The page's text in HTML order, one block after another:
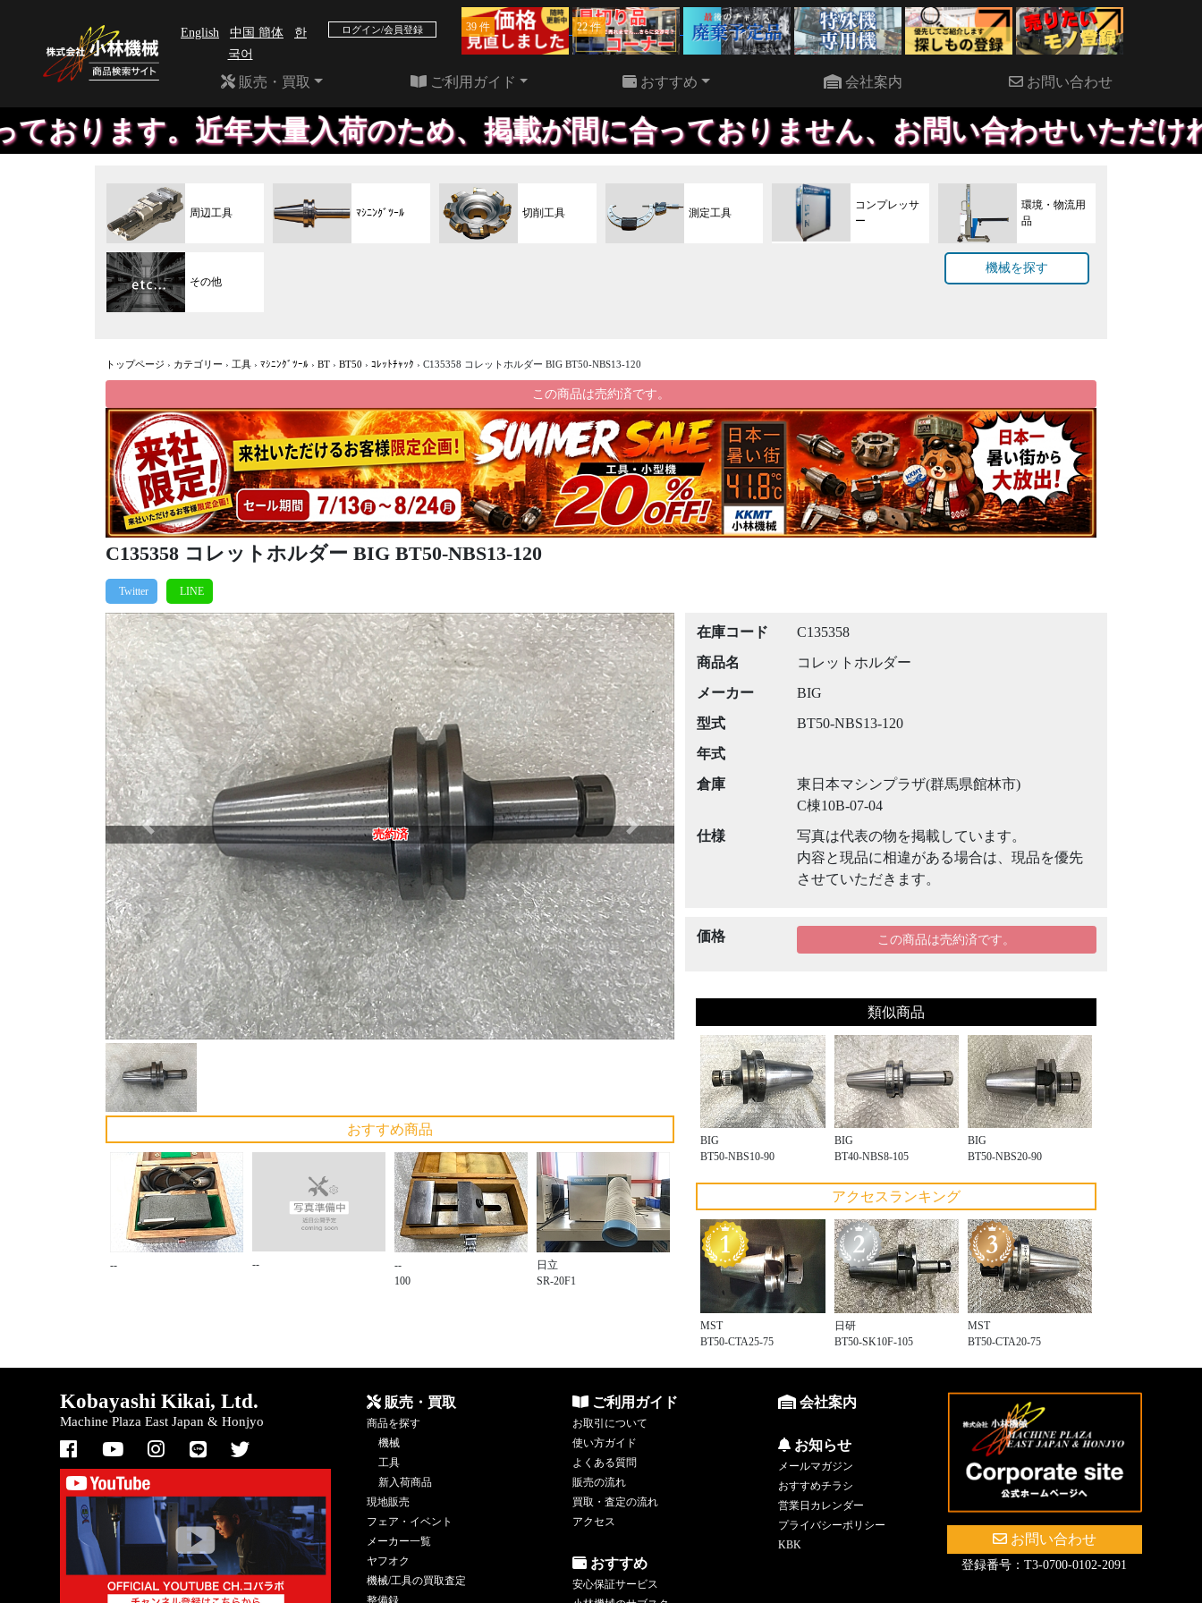
English 中国 簡体
한
국어
ログイン/会員登録 39 件 22 件
販売・買取 ご利用ガイド おすすめ 会社案内 お問い合わせ
大量入荷のため、掲載が間に合っておりません、お問い合わせいただければ、優先して
周辺工具 ﾏｼﾆﾝｸﾞﾂｰﾙ 切削工具 測定工具
コンプレッサ
ー
環境・物流用
品
その他
機械を探す
トップページ › カテゴリー › 工具 › ﾏｼﾆﾝｸﾞﾂｰﾙ › BT › BT50 › ｺﾚｯﾄﾁｬｯｸ › C135358 コレットホルダー BIG BT50-NBS13-120
この商品は売約済です。
C135358 コレットホルダー BIG BT50-NBS13-120
売約済
Previous Next
おすすめ商品
-- --
--
100
日立
SR-20F1
在庫コード
C135358
商品名
コレットホルダー
メーカー
BIG
型式
BT50-NBS13-120
年式
倉庫
東日本マシンプラザ(群馬県館林市)
C棟10B-07-04
仕様
写真は代表の物を掲載しています。
内容と現品に相違がある場合は、現品を優先
させていただきます。
価格 この商品は売約済です。
類似商品
BIG
BT50-NBS10-90
BIG
BT40-NBS8-105
BIG
BT50-NBS20-90
アクセスランキング
MST
BT50-CTA25-75
日研
BT50-SK10F-105
MST
BT50-CTA20-75
Kobayashi Kikai, Ltd.
Machine Plaza East Japan & Honjyo
販売・買取
商品を探す
機械
工具
新入荷商品
現地販売
フェア・イベント
メーカー一覧
ヤフオク
機械/工具の買取査定
整備録
ご利用ガイド
お取引について
使い方ガイド
よくある質問
販売の流れ
買取・査定の流れ
アクセス
おすすめ
安心保証サービス
会社案内
お知らせ
メールマガジン
おすすめチラシ
営業日カレンダー
プライバシーポリシー
KBK
お問い合わせ
登録番号：T3-0700-0102-2091